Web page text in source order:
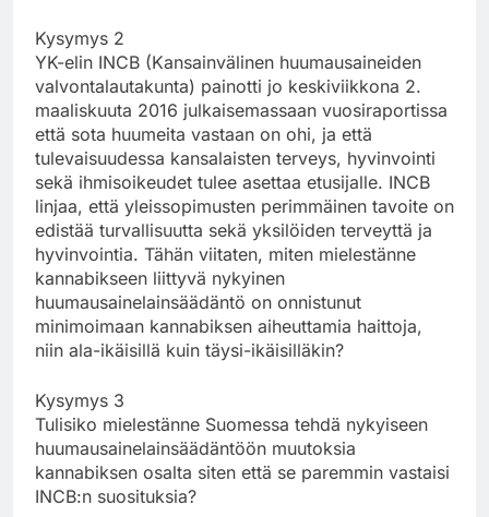
Kysymys 2
YK-elin INCB (Kansainvälinen huumausaineiden
valvontalautakunta) painotti jo keskiviikkona 2.
maaliskuuta 2016 julkaisemassaan vuosiraportissa
että sota huumeita vastaan on ohi, ja että
tulevaisuudessa kansalaisten terveys, hyvinvointi
sekä ihmisoikeudet tulee asettaa etusijalle. INCB
linjaa, että yleissopimusten perimmäinen tavoite on
edistää turvallisuutta sekä yksilöiden terveyttä ja
hyvinvointia. Tähän viitaten, miten mielestänne
kannabikseen liittyvä nykyinen
huumausainelainsäädäntö on onnistunut
minimoimaan kannabiksen aiheuttamia haittoja,
niin ala-ikäisillä kuin täysi-ikäisilläkin?
Kysymys 3
Tulisiko mielestänne Suomessa tehdä nykyiseen
huumausainelainsäädäntöön muutoksia
kannabiksen osalta siten että se paremmin vastaisi
INCB:n suosituksia?